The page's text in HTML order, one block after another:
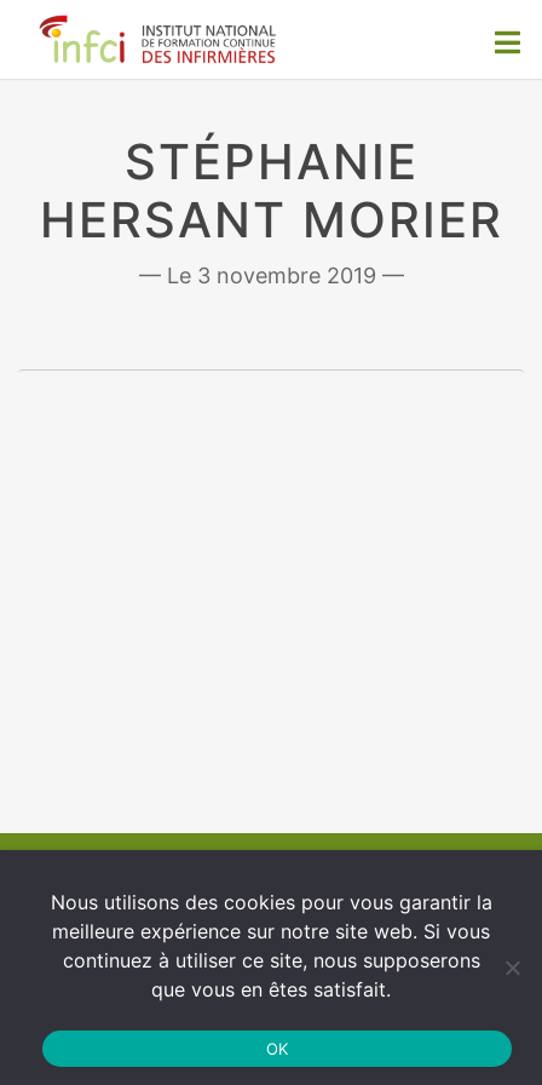
STÉPHANIE
HERSANT MORIER
3 novembre 2019
Nous utilisons des cookies pour vous garantir la
meilleure expérience sur notre site web. Si vous
continuez à utiliser ce site, nous supposerons
que vous en êtes satisfait.
OK
Conditions générales d’utilisation
Protection des Données